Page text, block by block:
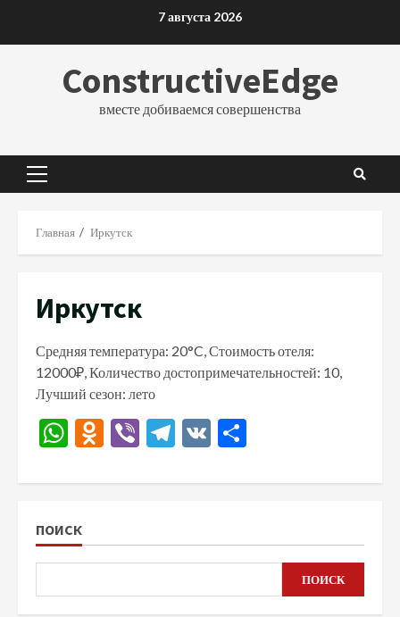
7 августа 2026
ConstructiveEdge
вместе добиваемся совершенства
Основное
Главная Иркутск
Иркутск
Средняя температура: 20°C, Стоимость отеля:
12000₽, Количество достопримечательностей: 10,
Лучший сезон: лето
WhatsApp
Odnoklassniki
ViberTelegram
VK
ПОИСК
ПОИСК